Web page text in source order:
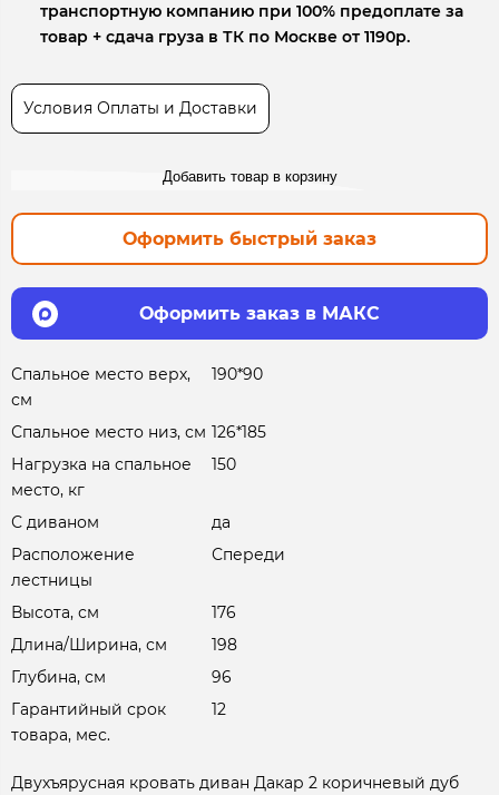
транспортную компанию при 100% предоплате за
товар + сдача груза в ТК по Москве от 1190р.
Условия Оплаты и Доставки
Добавить товар в корзину
Оформить быстрый заказ
Оформить заказ в МАКС
Спальное место верх,
см
190*90
Спальное место низ, см 126*185
Нагрузка на спальное
место, кг
150
С диваном
да
Расположение
лестницы
Спереди
Высота, см
176
Длина/Ширина, см
198
Глубина, см
96
Гарантийный срок
товара, мес.
12
Двухъярусная кровать диван Дакар 2 коричневый дуб